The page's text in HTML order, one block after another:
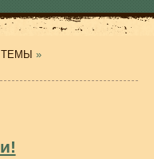
»